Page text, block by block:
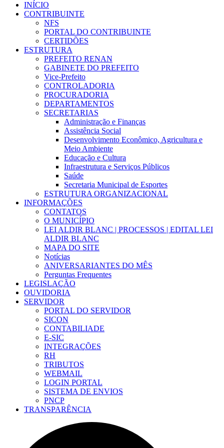
INÍCIO
CONTRIBUINTE
NFS
PORTAL DO CONTRIBUINTE
CERTIDÕES
ESTRUTURA
PREFEITO RENAN
GABINETE DO PREFEITO
Vice-Prefeito
CONTROLADORIA
PROCURADORIA
DEPARTAMENTOS
SECRETARIAS
Administração e Finanças
Assistência Social
Desenvolvimento Econômico, Agricultura e
Meio Ambiente
Educação e Cultura
Infraestrutura e Serviços Públicos
Saúde
Secretaria Municipal de Esportes
ESTRUTURA ORGANIZACIONAL
INFORMAÇÕES
CONTATOS
O MUNICÍPIO
LEI ALDIR BLANC | PROCESSOS | EDITAL LEI
ALDIR BLANC
MAPA DO SITE
Notícias
ANIVERSARIANTES DO MÊS
Perguntas Frequentes
LEGISLAÇÃO
OUVIDORIA
SERVIDOR
PORTAL DO SERVIDOR
SICON
CONTABILIADE
E-SIC
INTEGRAÇÕES
RH
TRIBUTOS
WEBMAIL
LOGIN PORTAL
SISTEMA DE ENVIOS
PNCP
TRANSPARÊNCIA